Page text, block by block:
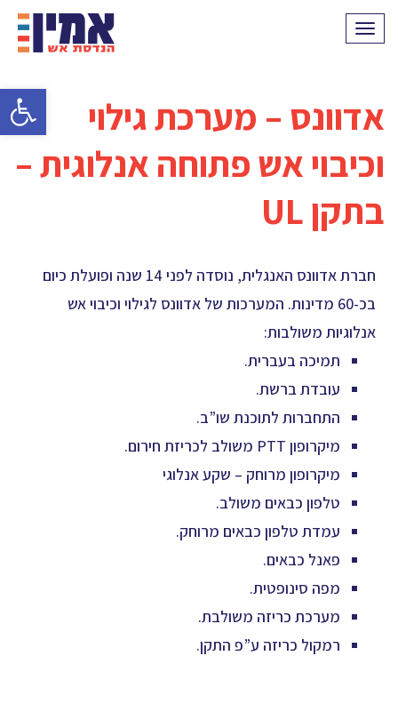
תפריט
אדוונס – מערכת גילוי
וכיבוי אש פתוחה אנלוגית –
בתקן UL
חברת אדוונס האנגלית, נוסדה לפני 14 שנה ופועלת כיום
בכ-60 מדינות. המערכות של אדוונס לגילוי וכיבוי אש
אנלוגיות משולבות:
תמיכה בעברית.
עובדת ברשת.
התחברות לתוכנת שו”ב.
מיקרופון PTT משולב לכריזת חירום.
מיקרופון מרוחק – שקע אנלוגי
טלפון כבאים משולב.
עמדת טלפון כבאים מרוחק.
פאנל כבאים.
מפה סינופטית.
מערכת כריזה משולבת.
רמקול כריזה ע”פ התקן.
פתח